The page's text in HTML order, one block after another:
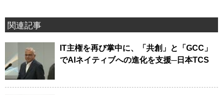
関連記事
IT主権を再び掌中に、「共創」と「GCC」
でAIネイティブへの進化を支援─日本TCS